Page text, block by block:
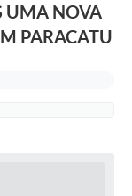
UMA NOVA
PARACATU